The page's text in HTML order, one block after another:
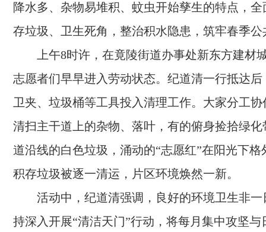
降水多、杂物易堆积、蚊虫开始孳生的特点，
存垃圾、卫生死角，整治积水隐患，筑牢春季
上午8时许，在竟陵街道办事处新东方建材
志愿者们早早进入劳动状态。纪道清一行抵达
卫夹、垃圾桶等工具投入清理工作。大家分工
清扫主干道上的杂物、落叶，有的俯身捡拾绿
道沿线的白色垃圾，涌动的“志愿红”在阳光下格
积存垃圾被逐一清运，片区环境焕然一新。
活动中，纪道清强调，良好的环境卫生非
持深入开展“清洁天门”行动，将每月集中攻坚与